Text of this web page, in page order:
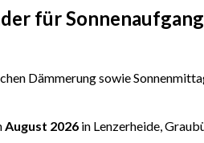
für
Dämmerung sowie
August 2026 in Lenzerheide,